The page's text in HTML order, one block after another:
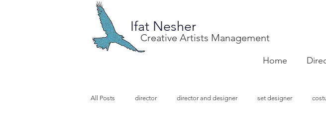
Home
Ifat Nesher
Creative Artists Management
All Posts director director and designer set designer